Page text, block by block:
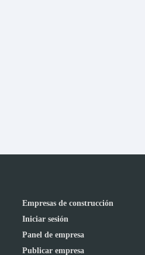
Empresas de construcción
Iniciar sesión
Panel de empresa
Publicar empresa